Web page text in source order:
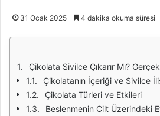
31 Ocak 2025 4 dakika okuma süresi
Çikolata Sivilce Çıkarır Mı?
Çikolatanın İçeriği ve Sivilce
Çikolata Türleri ve Etkileri
Beslenmenin Cilt Üzerindeki